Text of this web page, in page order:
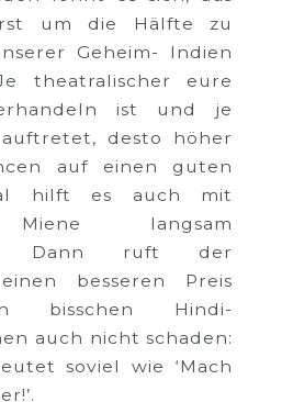
um die Hälfte zu
Geheim- Indien
theatralischer eure
ist und je
desto höher
auf einen guten
hilft es auch mit
Miene langsam
Dann ruft der
besseren Preis
bisschen Hindi-
auch nicht schaden:
soviel wie ‘Mach